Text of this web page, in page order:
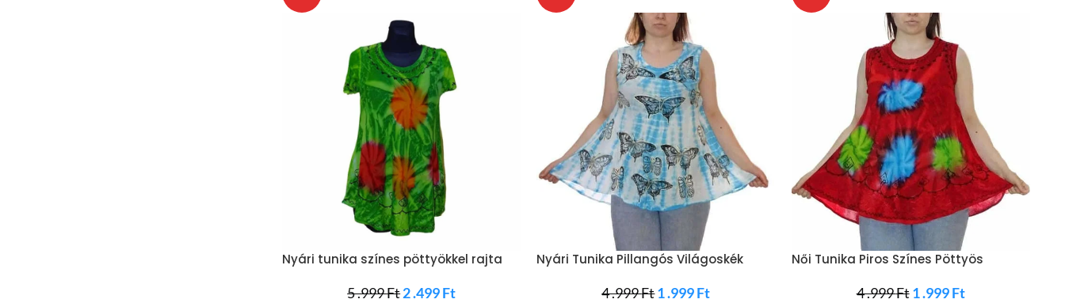
Nyári tunika színes pöttyökkel rajta
5 .999Ft2 .499Ft
Nyári Tunika Pillangós Világoskék
4 .999Ft1 .999Ft
Női Tunika Piros Színes Pöttyös
4 .999Ft1 .999Ft